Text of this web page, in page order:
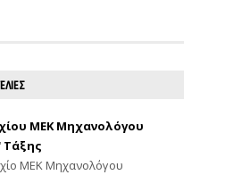
ΜΕΚ Μηχανολόγου
Τάξης
ΜΕΚ Μηχανολόγου